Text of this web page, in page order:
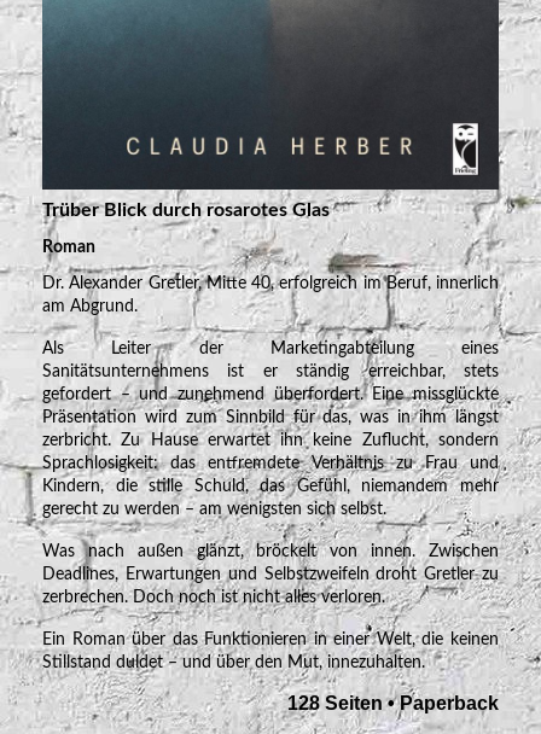
Trüber Blick durch rosarotes Glas
Roman
Dr. Alexander Gretler, Mitte 40, erfolgreich im Beruf, innerlich
am Abgrund.
Als Leiter der Marketingabteilung eines
Sanitätsunternehmens ist er ständig erreichbar, stets
gefordert – und zunehmend überfordert. Eine missglückte
Präsentation wird zum Sinnbild für das, was in ihm längst
zerbricht. Zu Hause erwartet ihn keine Zuflucht, sondern
Sprachlosigkeit: das entfremdete Verhältnis zu Frau und
Kindern, die stille Schuld, das Gefühl, niemandem mehr
gerecht zu werden – am wenigsten sich selbst.
Was nach außen glänzt, bröckelt von innen. Zwischen
Deadlines, Erwartungen und Selbstzweifeln droht Gretler zu
zerbrechen. Doch noch ist nicht alles verloren.
Ein Roman über das Funktionieren in einer Welt, die keinen
Stillstand duldet – und über den Mut, innezuhalten.
128 Seiten • Paperback